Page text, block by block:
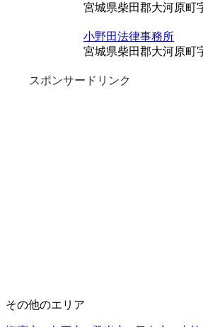
宮城県柴田郡大河原町
小野田法律事務所
宮城県柴田郡大河原町
スポンサードリンク
その他のエリア